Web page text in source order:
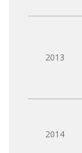
2013
2014